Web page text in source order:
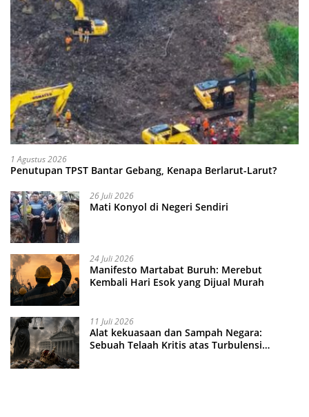
1 Agustus 2026
Penutupan TPST Bantar Gebang, Kenapa Berlarut-Larut?
26 Juli 2026
Mati Konyol di Negeri Sendiri
24 Juli 2026
Manifesto Martabat Buruh: Merebut
Kembali Hari Esok yang Dijual Murah
11 Juli 2026
Alat kekuasaan dan Sampah Negara:
Sebuah Telaah Kritis atas Turbulensi